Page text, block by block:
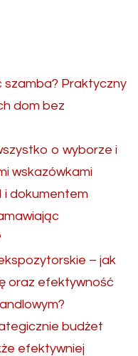
Praktyczny
dom bez
o wyborze i
wskazówkami
i dokumentem
– jak
oraz efektywność
budżet
efektywniej